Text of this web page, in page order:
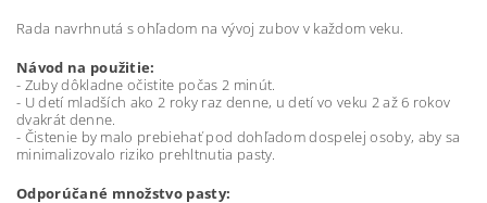
Rada navrhnutá s ohľadom na vývoj zubov v každom veku.
Návod na použitie:
- Zuby dôkladne očistite počas 2 minút.
- U detí mladších ako 2 roky raz denne, u detí vo veku 2 až 6 rokov
dvakrát denne.
- Čistenie by malo prebiehať pod dohľadom dospelej osoby, aby sa
minimalizovalo riziko prehltnutia pasty.
Odporúčané množstvo pasty: